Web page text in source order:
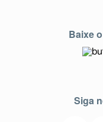
Baixe
Siga